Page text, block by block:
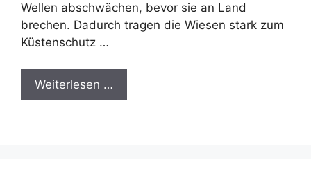
Wellen abschwächen, bevor sie an Land
brechen. Dadurch tragen die Wiesen stark zum
Küstenschutz …
Weiterlesen …